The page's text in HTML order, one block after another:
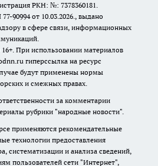
РКН: №: 7378360181.
90994 от 10.03.2026., выдано
в сфере связи, информационных
16+. При использовании материалов
гиперссылка на ресурс
будут применены нормы
и смежных правах.
за комментарии
рубрики "народные новости".
применяются рекомендательные
технологии предоставления
систематизации и анализа сведений,
пользователей сети "Интернет",